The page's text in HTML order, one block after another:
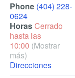
Phone (404) 228-
0624
HorasCerrado
hasta las
10:00 (Mostrar
más)
Direcciones